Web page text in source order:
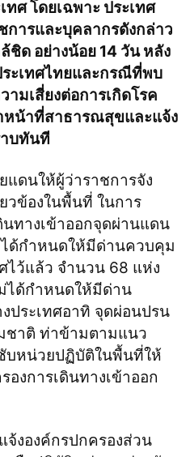
ทศ โดยเฉพาะ ประเทศ
การและบุคลากรดังกล่าว
ชิด อย่างน้อย 14 วัน หลัง
ะเทศไทยและกรณีที่พบ
มเสี่ยงต่อการเกิดโรค
หน้าที่สาธารณสุขและแจ้ง
าบทันที
แดนให้ผู้ว่าราชการจัง
วข้องในพื้นที่ ในการ
ทางเข้าออกจุดผ่านแดน
ด้กําหนดให้มีด่านควบคุม
ไว้แล้ว จํานวน 68 แห่ง
ด้กําหนดให้มีด่าน
ประเทศอาทิ จุดผ่อนปรน
ชาติ ท่าข้ามตามแนว
บหน่วยปฏิบัติในพื้นที่ให้
องการเดินทางเข้าออก
จ้งองค์กรปกครองส่วน